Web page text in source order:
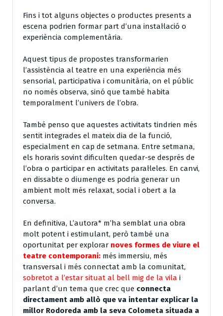
Fins i tot alguns objectes o productes presents a
escena podrien formar part d’una instal·lació o
experiència complementària.
Aquest tipus de propostes transformarien
l’assistència al teatre en una experiència més
sensorial, participativa i comunitària, on el públic
no només observa, sinó que també habita
temporalment l’univers de l’obra.
També penso que aquestes activitats tindrien més
sentit integrades el mateix dia de la funció,
especialment en cap de setmana. Entre setmana,
els horaris sovint dificulten quedar-se després de
l’obra o participar en activitats paral·leles. En canvi,
en dissabte o diumenge es podria generar un
ambient molt més relaxat, social i obert a la
conversa.
En definitiva, L’autora* m’ha semblat una obra
molt potent i estimulant, però també una
oportunitat per explorar noves formes de viure el
teatre contemporani: més immersiu, més
transversal i més connectat amb la comunitat,
sobretot a l’estar situat al bell mig de la vila i
parlant d’un tema que crec que connecta
directament amb allò que va intentar explicar la
millor Rodoreda amb la seva Colometa situada a